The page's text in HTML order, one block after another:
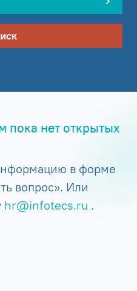
пока нет открытых
в форме
вопрос». Или
hr@infotecs.ru .